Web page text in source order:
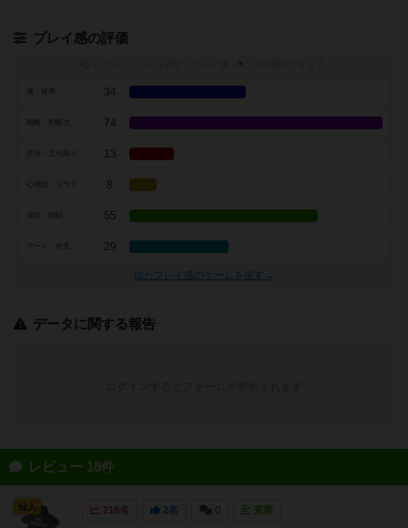
プレイ感の評価
※
34
戦略・判断力 74
13
8
55
アート・外見 29
似たプレイ感のゲームを探す→
データに関する報告
レビュー 18件
218名 2名 充実
仙人